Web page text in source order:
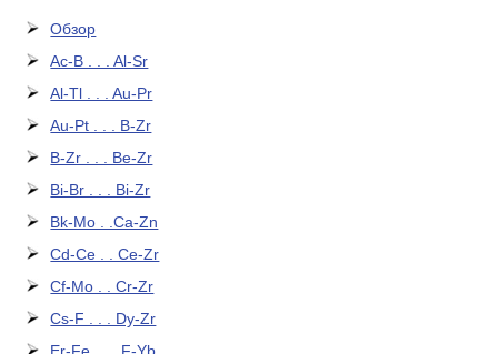
Обзор
Ac-B . . . Al-Sr
Al-Tl . . . Au-Pr
Au-Pt . . . B-Zr
B-Zr . . . Be-Zr
Bi-Br . . . Bi-Zr
Bk-Mo . .Ca-Zn
Cd-Ce . . Ce-Zr
Cf-Mo . . Cr-Zr
Cs-F . . . Dy-Zr